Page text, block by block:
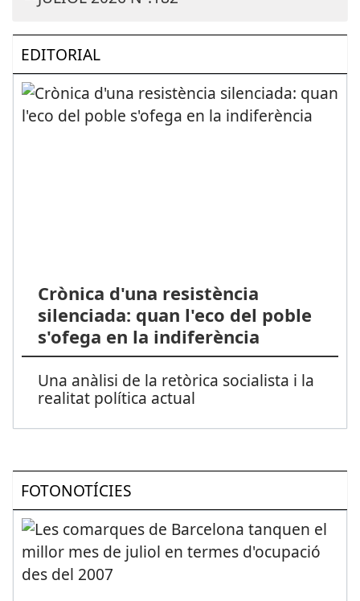
EDITORIAL
Crònica d'una resistència
silenciada: quan l'eco del poble
s'ofega en la indiferència
Una anàlisi de la retòrica socialista i la
realitat política actual
FOTONOTÍCIES